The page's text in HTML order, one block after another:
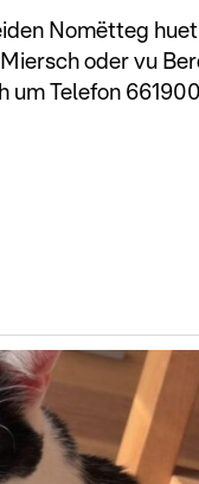
Nomëtteg
oder vu
um Telefon